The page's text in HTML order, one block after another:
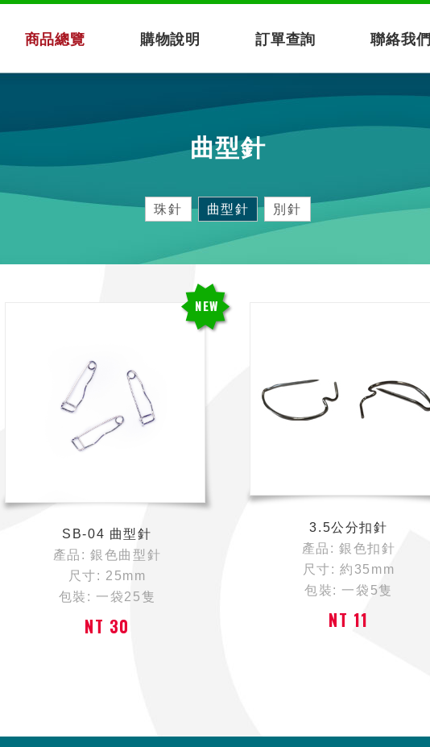
商品總覽 購物說明 訂單查詢 聯絡我們
曲型針
珠針 曲型針 別針
NEW
SB-04 曲型針
產品: 銀色曲型針
尺寸: 25mm
包裝: 一袋25隻
NT 30
3.5公分扣針
產品: 銀色扣針
尺寸: 約35mm
包裝: 一袋5隻
NT 11